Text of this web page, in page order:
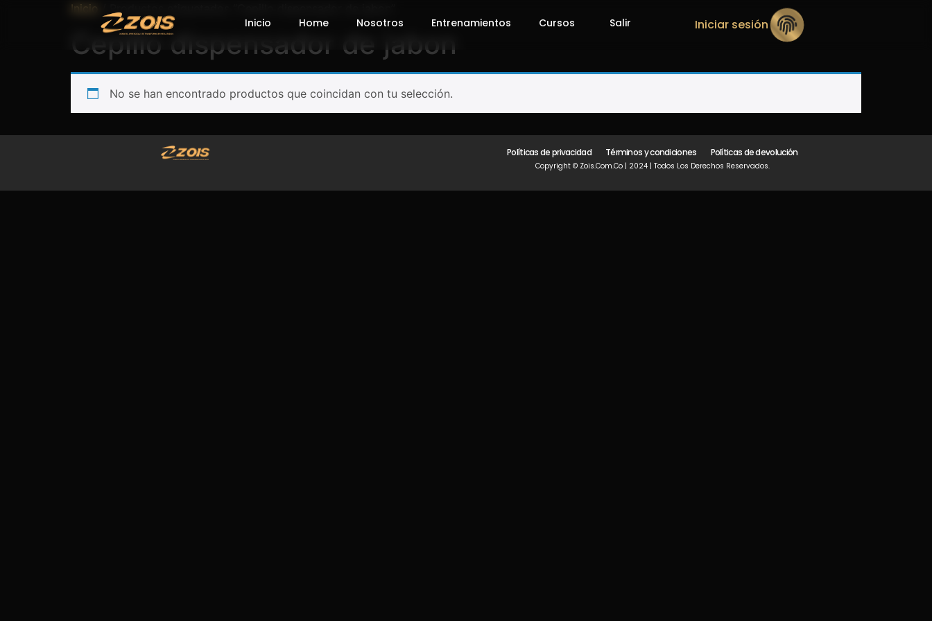
Inicio Home Nosotros Entrenamientos Cursos Salir Iniciar sesión
Inicio / Productos etiquetados “Cepillo dispensador de jabon”
Cepillo dispensador de jabon
No se han encontrado productos que coincidan con tu selección.
Políticas de privacidad Términos y condiciones Políticas de devolución
Copyright © Zois.com.co | 2024 | Todos Los Derechos Reservados.